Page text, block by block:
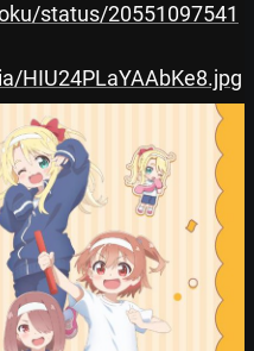
status/20551097541
HIU24PLaYAAbKe8.jpg